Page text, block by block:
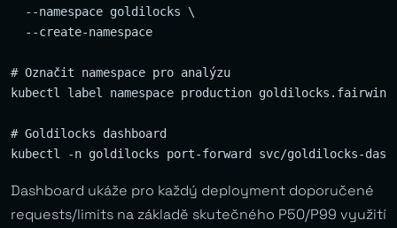
  --namespace goldilocks \
  --create-namespace
# Označit namespace pro analýzu
kubectl label namespace production
# Goldilocks dashboard
Dashboard ukáže pro každý deployment doporučené
requests/limits na základě skutečného P50/P99 využití